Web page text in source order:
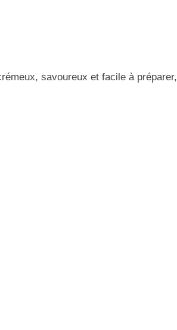
savoureux et facile à préparer,